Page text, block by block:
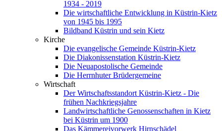
1934 - 2019
Die wirtschaftliche Entwicklung in Küstrin-Kietz
von 1945 bis 1995
Bildband Küstrin und sein Kietz
Kirche
Die evangelische Gemeinde Küstrin-Kietz
Die Diakonissenstation Küstrin-Kietz
Die Neuapostolische Gemeinde
Die Herrnhuter Brüdergemeine
Wirtschaft
Der Wirtschaftsstandort Küstrin-Kietz - Die
frühen Nachkriegsjahre
Landwirtschaftliche Genossenschaften in Kietz
bei Küstrin um 1900
Das Kämmereivorwerk Hirnschädel